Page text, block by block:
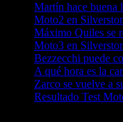
Martín hace buena
Moto2 en
Máximo Quiles se
Moto3 en
Bezzecchi puede
A qué hora es la
Zarco se vuelve a
Resultado Test